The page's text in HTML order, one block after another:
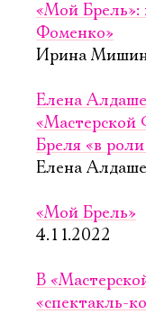
«Мой Брель»:
Фоменко»
Ирина
Елена
«Мастерской
Бреля «в
Елена
«Мой Брель»
4.11.2022
В
«спектакль-